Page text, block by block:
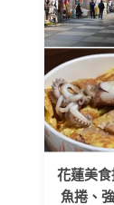
花蓮美
魚捲、